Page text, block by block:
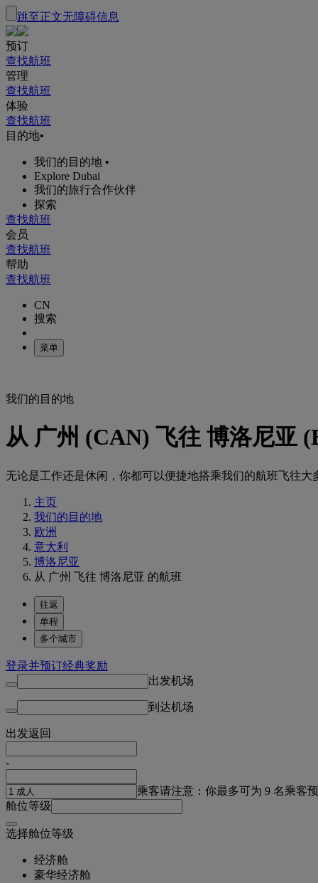
跳至正文无障碍信息
预订
查找航班
管理
查找航班
体验
查找航班
目的地•
我们的目的地 •
Explore Dubai
我们的旅行合作伙伴
探索
查找航班
会员
查找航班
帮助
查找航班
CN
搜索
菜单
我们的目的地
从 广州 (CAN) 飞往 博洛尼亚
无论是工作还是休闲，你都可以便捷地搭乘我们的航班飞往大
主页
我们的目的地
欧洲
意大利
博洛尼亚
从 广州 飞往 博洛尼亚 的航班
往返
单程
多个城市
登录并预订经典奖励
出发机场
到达机场
出发返回
-
乘客请注意：你最多可为 9 名乘客
舱位等级
选择舱位等级
经济舱
豪华经济舱